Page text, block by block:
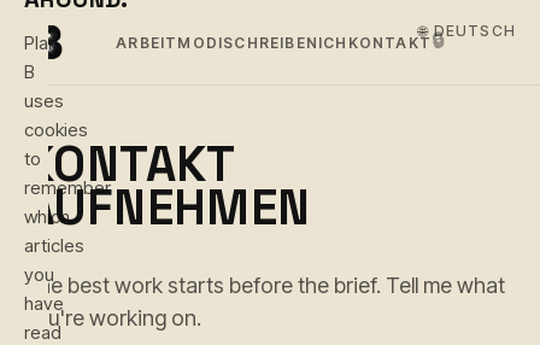
ARBEIT MODISCHREIBEN ICH KONTAKT 🔒
KONTAKT
AUFNEHMEN
The best work starts before the brief. Tell me what
you're working on.
🌐 DEUTSCH
Plan
B
uses
cookies
to
remember
which
articles
you
have
read